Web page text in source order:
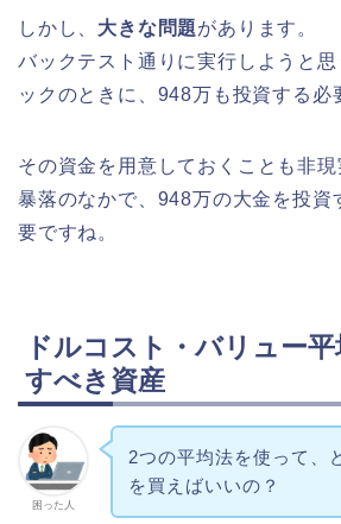
しかし、 大きな問題があります。
バックテスト通りに実行しようと思
ックのときに、948万も投資する必
その資金を用意しておくことも非現
暴落のなかで、948万の大金を投資
要ですね。
ドルコスト・バリュー
すべき資産
困った人
2つの平均法を使って、
を買えばいいの？